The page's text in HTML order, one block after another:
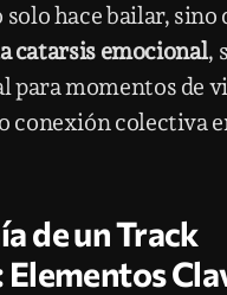
hace bailar, sino
catarsis emocional,
para momentos de
conexión colectiva
de un Track